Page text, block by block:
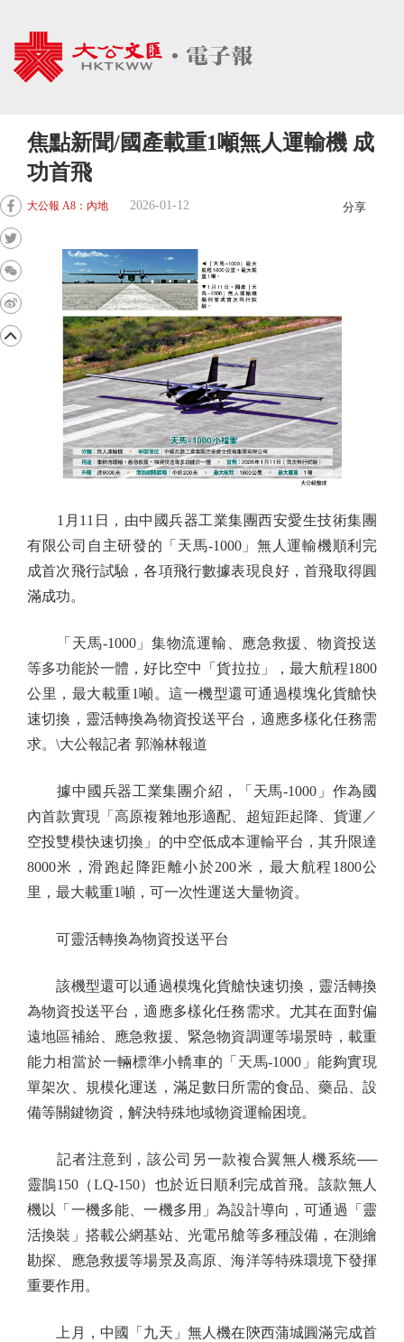
焦點新聞/國產載重1噸無人運輸機 成
功首飛
大公報 A8：內地 2026-01-12 分享
1月11日，由中國兵器工業集團西安愛生技術集團
有限公司自主研發的「天馬-1000」無人運輸機順利完
成首次飛行試驗，各項飛行數據表現良好，首飛取得圓
滿成功。
「天馬-1000」集物流運輸、應急救援、物資投送
等多功能於一體，好比空中「貨拉拉」，最大航程1800
公里，最大載重1噸。這一機型還可通過模塊化貨艙快
速切換，靈活轉換為物資投送平台，適應多樣化任務需
求。\大公報記者 郭瀚林報道
據中國兵器工業集團介紹，「天馬-1000」作為國
內首款實現「高原複雜地形適配、超短距起降、貨運／
空投雙模快速切換」的中空低成本運輸平台，其升限達
8000米，滑跑起降距離小於200米，最大航程1800公
里，最大載重1噸，可一次性運送大量物資。
可靈活轉換為物資投送平台
該機型還可以通過模塊化貨艙快速切換，靈活轉換
為物資投送平台，適應多樣化任務需求。尤其在面對偏
遠地區補給、應急救援、緊急物資調運等場景時，載重
能力相當於一輛標準小轎車的「天馬-1000」能夠實現
單架次、規模化運送，滿足數日所需的食品、藥品、設
備等關鍵物資，解決特殊地域物資運輸困境。
記者注意到，該公司另一款複合翼無人機系統──
靈鵲150（LQ-150）也於近日順利完成首飛。該款無人
機以「一機多能、一機多用」為設計導向，可通過「靈
活換裝」搭載公網基站、光電吊艙等多種設備，在測繪
勘探、應急救援等場景及高原、海洋等特殊環境下發揮
重要作用。
上月，中國「九天」無人機在陝西蒲城圓滿完成首